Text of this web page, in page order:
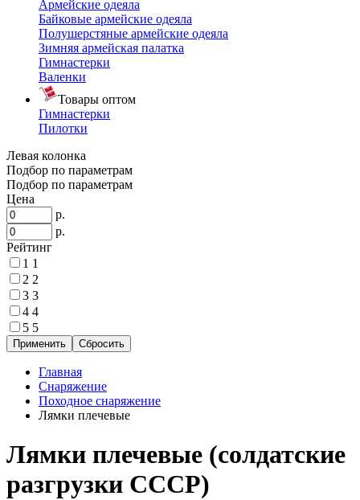
Армейские одеяла
Байковые армейские одеяла
Полушерстяные армейские одеяла
Зимняя армейская палатка
Гимнастерки
Валенки
Товары оптом
Гимнастерки
Пилотки
Левая колонка
Подбор по параметрам
Подбор по параметрам
Цена
р.
р.
Рейтинг
1 1
2 2
3 3
4 4
5 5
Главная
Снаряжение
Походное снаряжение
Лямки плечевые
Лямки плечевые (солдатские
разгрузки СССР)